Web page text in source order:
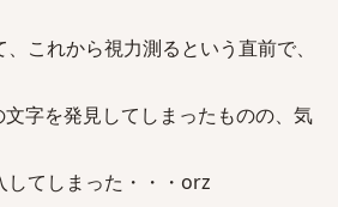
これから視力測るという直前で、
字を発見してしまったものの、気
してしまった・・・orz